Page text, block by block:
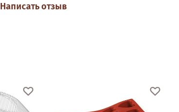
Написать отзыв